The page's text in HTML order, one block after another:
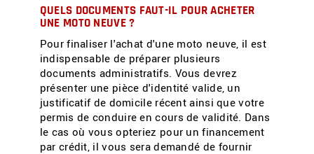
QUELS DOCUMENTS FAUT-IL POUR ACHETER
UNE MOTO NEUVE ?
Pour finaliser l'achat d'une moto neuve, il est
indispensable de préparer plusieurs
documents administratifs. Vous devrez
présenter une pièce d'identité valide, un
justificatif de domicile récent ainsi que votre
permis de conduire en cours de validité. Dans
le cas où vous opteriez pour un financement
par crédit, il vous sera demandé de fournir